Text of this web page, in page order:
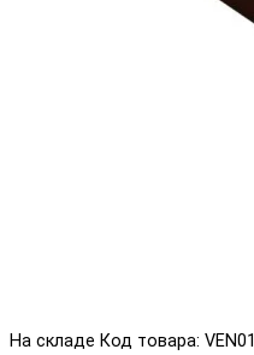
На складе Код товара: